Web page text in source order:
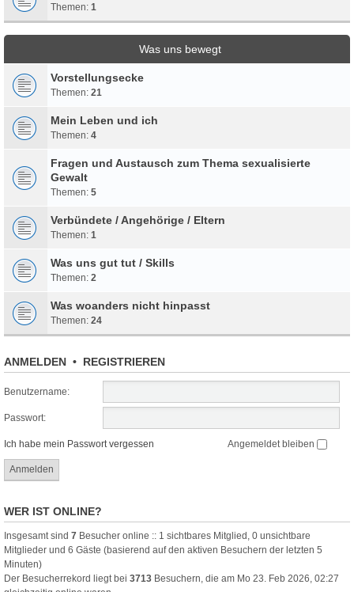
Themen: 1
Was uns bewegt
Vorstellungsecke
Themen: 21
Mein Leben und ich
Themen: 4
Fragen und Austausch zum Thema sexualisierte
Gewalt
Themen: 5
Verbündete / Angehörige / Eltern
Themen: 1
Was uns gut tut / Skills
Themen: 2
Was woanders nicht hinpasst
Themen: 24
ANMELDEN • REGISTRIEREN
Benutzername:
Passwort:
Ich habe mein Passwort vergessen Angemeldet bleiben
WER IST ONLINE?
Insgesamt sind 7 Besucher online :: 1 sichtbares Mitglied, 0 unsichtbare
Mitglieder und 6 Gäste (basierend auf den aktiven Besuchern der letzten 5
Minuten)
Der Besucherrekord liegt bei 3713 Besuchern, die am Mo 23. Feb 2026, 02:27